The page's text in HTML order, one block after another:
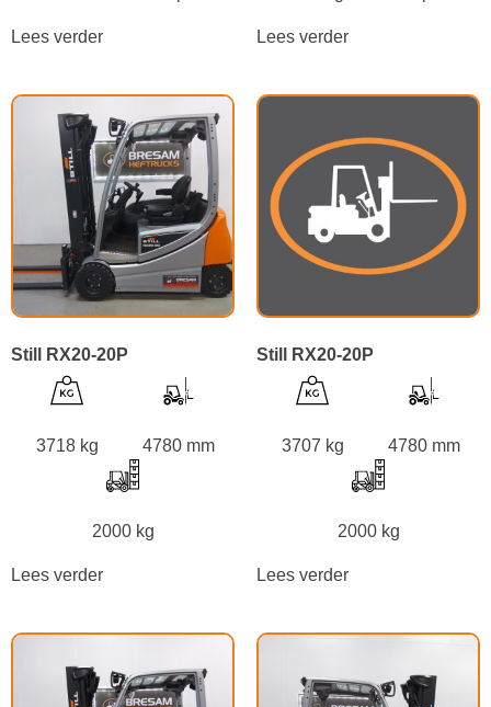
Lees verder Lees verder
Still RX20-20P
3718 kg 4780 mm
2000 kg
Lees verder
Still RX20-20P
3707 kg 4780 mm
2000 kg
Lees verder